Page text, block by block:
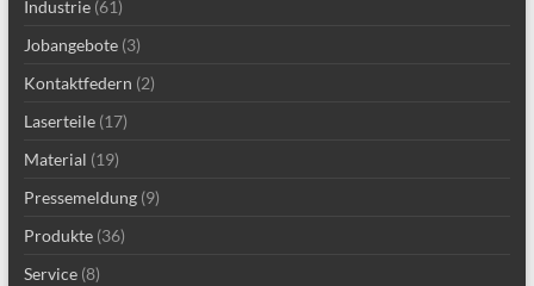
Industrie(61)
Jobangebote(3)
Kontaktfedern (2)
Laserteile(17)
Material (19)
Pressemeldung(9)
Produkte(36)
Service(8)